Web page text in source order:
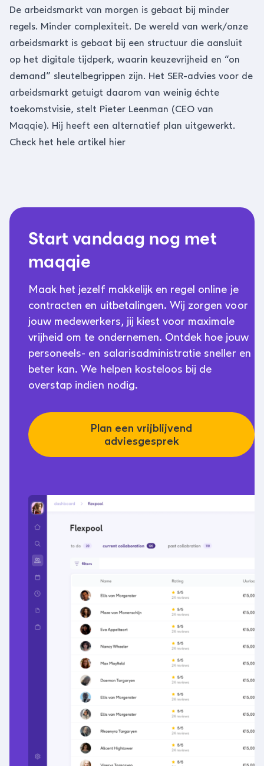
De arbeidsmarkt van morgen is gebaat bij minder
regels. Minder complexiteit. De wereld van werk/onze
arbeidsmarkt is gebaat bij een structuur die aansluit
op het digitale tijdperk, waarin keuzevrijheid en “on
demand” sleutelbegrippen zijn. Het SER-advies voor de
arbeidsmarkt getuigt daarom van weinig échte
toekomstvisie, stelt Pieter Leenman (CEO van
Maqqie). Hij heeft een alternatief plan uitgewerkt.
Check het hele artikel hier
Start vandaag nog met
maqqie
Maak het jezelf makkelijk en regel online je
contracten en uitbetalingen. Wij zorgen voor
jouw medewerkers, jij kiest voor maximale
vrijheid om te ondernemen. Ontdek hoe jouw
personeels- en salarisadministratie sneller en
beter kan. We helpen kosteloos bij de
overstap indien nodig.
Plan een vrijblijvend
adviesgesprek